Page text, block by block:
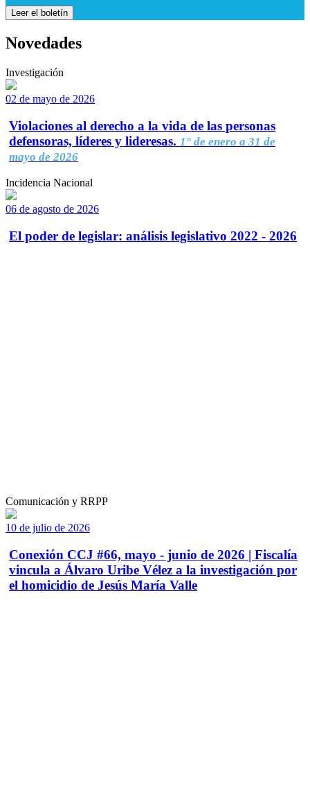
Leer el boletín
Novedades
Investigación
02 de mayo de 2026
Violaciones al derecho a la vida de las personas
defensoras, líderes y lideresas. 1° de enero a 31 de
mayo de 2026
Incidencia Nacional
06 de agosto de 2026
El poder de legislar: análisis legislativo 2022 - 2026
Comunicación y RRPP
10 de julio de 2026
Conexión CCJ #66, mayo - junio de 2026 | Fiscalía
vincula a Álvaro Uribe Vélez a la investigación por
el homicidio de Jesús María Valle